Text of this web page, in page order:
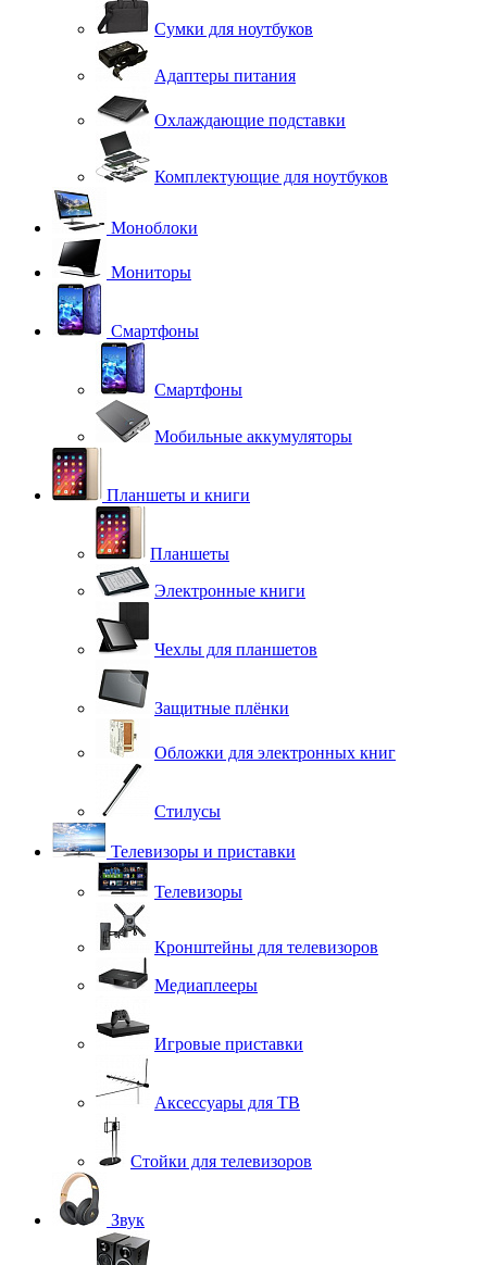
Сумки для ноутбуков
Адаптеры питания
Охлаждающие подставки
Комплектующие для ноутбуков
Моноблоки
Мониторы
Смартфоны
Смартфоны
Мобильные аккумуляторы
Планшеты и книги
Планшеты
Электронные книги
Чехлы для планшетов
Защитные плёнки
Обложки для электронных книг
Стилусы
Телевизоры и приставки
Телевизоры
Кронштейны для телевизоров
Медиаплееры
Игровые приставки
Аксессуары для ТВ
Стойки для телевизоров
Звук